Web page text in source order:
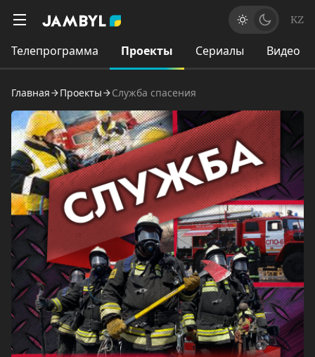
KZ
Телепрограмма Проекты Сериалы Видео
Главная Проекты Служба спасения